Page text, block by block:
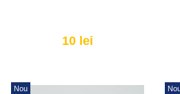
10 lei
Nou